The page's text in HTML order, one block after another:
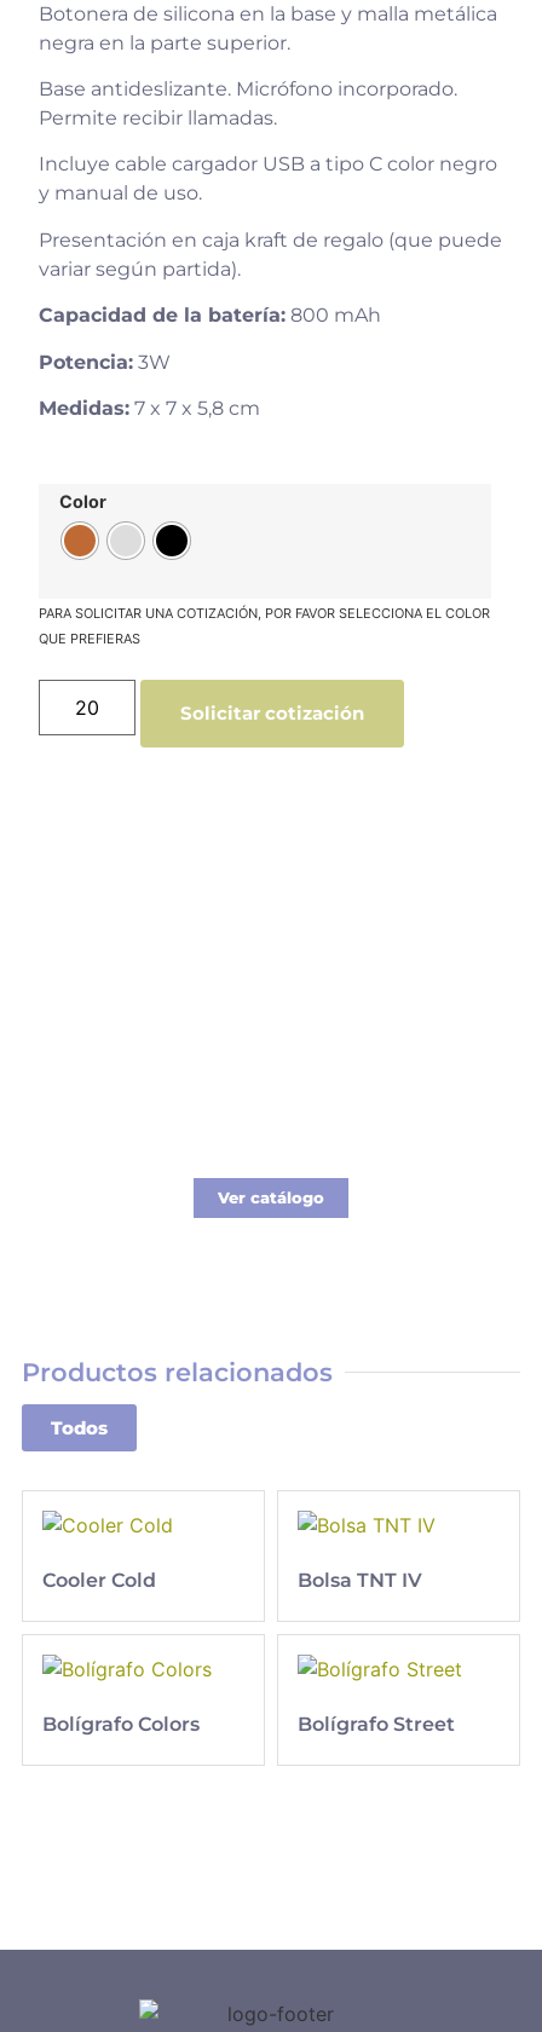
Botonera de silicona en la base y malla metálica
negra en la parte superior.
Base antideslizante. Micrófono incorporado.
Permite recibir llamadas.
Incluye cable cargador USB a tipo C color negro
y manual de uso.
Presentación en caja kraft de regalo (que puede
variar según partida).
Capacidad de la batería: 800 mAh
Potencia: 3W
Medidas: 7 x 7 x 5,8 cm
Color
Solicitar cotización
Ver catálogo
Productos relacionados
Todos
Cooler Cold Bolsa TNT IV
Bolígrafo Colors Bolígrafo Street